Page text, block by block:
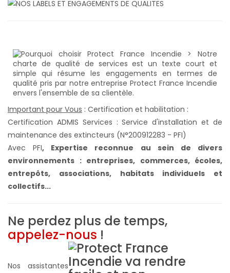
Important pour Vous : Certification et habilitation :
Certification ADMIS Services : Service d'installation et de
maintenance des extincteurs (N°200912283 - PFI)
Avec PFI, Expertise reconnue au sein de divers
environnements : entreprises, commerces, écoles,
entrepôts, associations, habitats individuels et
collectifs...
Ne perdez plus de temps,
appelez-nous !
Nos assistantes